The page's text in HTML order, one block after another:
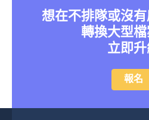
想在不排隊或沒
轉換大型檔
立即
報名